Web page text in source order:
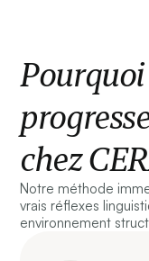
chez
Notre méthode
vrais réflexes
environnement